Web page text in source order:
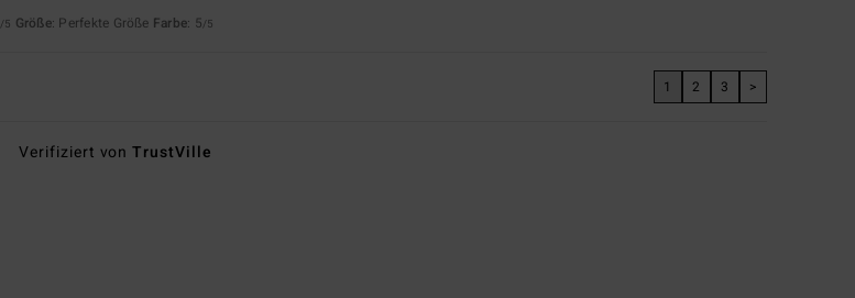
/5 Größe: Perfekte Größe Farbe: 5/5
1 2 3 >
Verifiziert vonTrustVille